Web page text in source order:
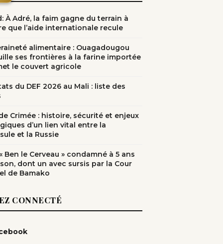
À Adré, la faim gagne du terrain à
que l’aide internationale recule
alimentaire : Ouagadougou
ses frontières à la farine importée
le couvert agricole
du DEF 2026 au Mali : liste des
Crimée : histoire, sécurité et enjeux
d’un lien vital entre la
et la Russie
Ben le Cerveau » condamné à 5 ans
dont un avec sursis par la Cour
de Bamako
CONNECTÉ